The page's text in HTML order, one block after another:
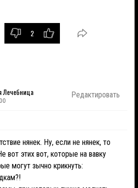
2
Лечебница Редактировать
нянек. Ну, если не нянек, то
вот этих вот, которые на вавку
могут зычно крикнуть: